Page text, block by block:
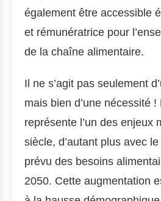
également être accessible
et rémunératrice pour
de la chaîne alimentaire.
Il ne s’agit pas seulement
mais bien d’une nécessité !
représente l’un des enjeux
siècle, d’autant plus avec
prévu des besoins
2050. Cette augmentation